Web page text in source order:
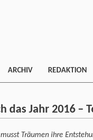
ARCHIV REDAKTION
das Jahr 2016 –
Träumen ihre